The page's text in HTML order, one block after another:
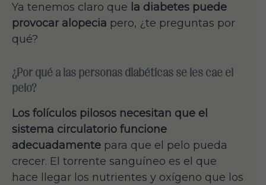
Ya tenemos claro que la diabetes puede
provocar alopecia pero, ¿te preguntas por
qué?
¿Por qué a las personas diabéticas se les cae el
pelo?
Los folículos pilosos necesitan que el
sistema circulatorio funcione
adecuadamente para que el pelo pueda
crecer. El torrente sanguíneo es el que
hace llegar los nutrientes y oxígeno que los